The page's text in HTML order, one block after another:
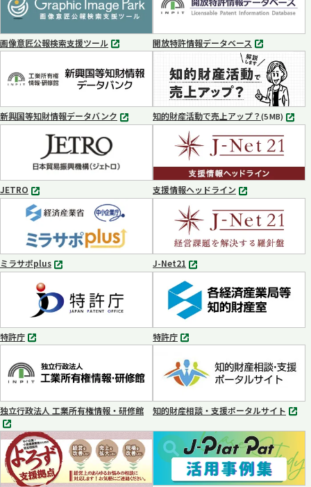
で
開
く
で
く
画像意匠公報検索支援ツール
別
ブ
で
く
開放特許情報データベース
別
タ
ブ
で
開
く
新興国等知財情報データバンク
別
開
く
知的財産活動で売上アップ？(5 MB) MP4
JETRO
別
タ
ブ
で
開
く
支援情報ヘッドライン
別
タ
ブ
で
開
く
ミラサポplus
別
ブ
で
開
く
J-Net21
別
タ
ブ
で
開
く
特許庁
別
ブ
で
く
特許庁
別
ブ
で
開
く
独立行政法人 工業所有権情報・研修館
別
タ
ブ
で
知的財産相談・支援ポータルサイト
別
タ
開
く